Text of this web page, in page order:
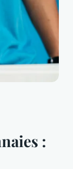
: